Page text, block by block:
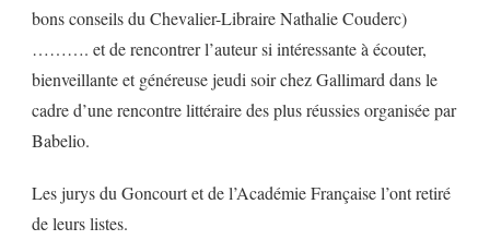
bons conseils du Chevalier-Libraire Nathalie Couderc)
………. et de rencontrer l’auteur si intéressante à écouter,
bienveillante et généreuse jeudi soir chez Gallimard dans le
cadre d’une rencontre littéraire des plus réussies organisée par
Babelio.
Les jurys du Goncourt et de l’Académie Française l’ont retiré
de leurs listes.